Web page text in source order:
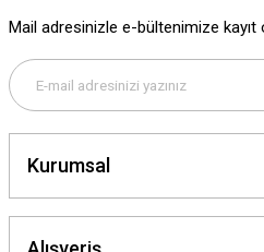
Bu ürüne benzer farklı alternatifler
Mail adresinizle e-bültenimize kayıt
Kurumsal